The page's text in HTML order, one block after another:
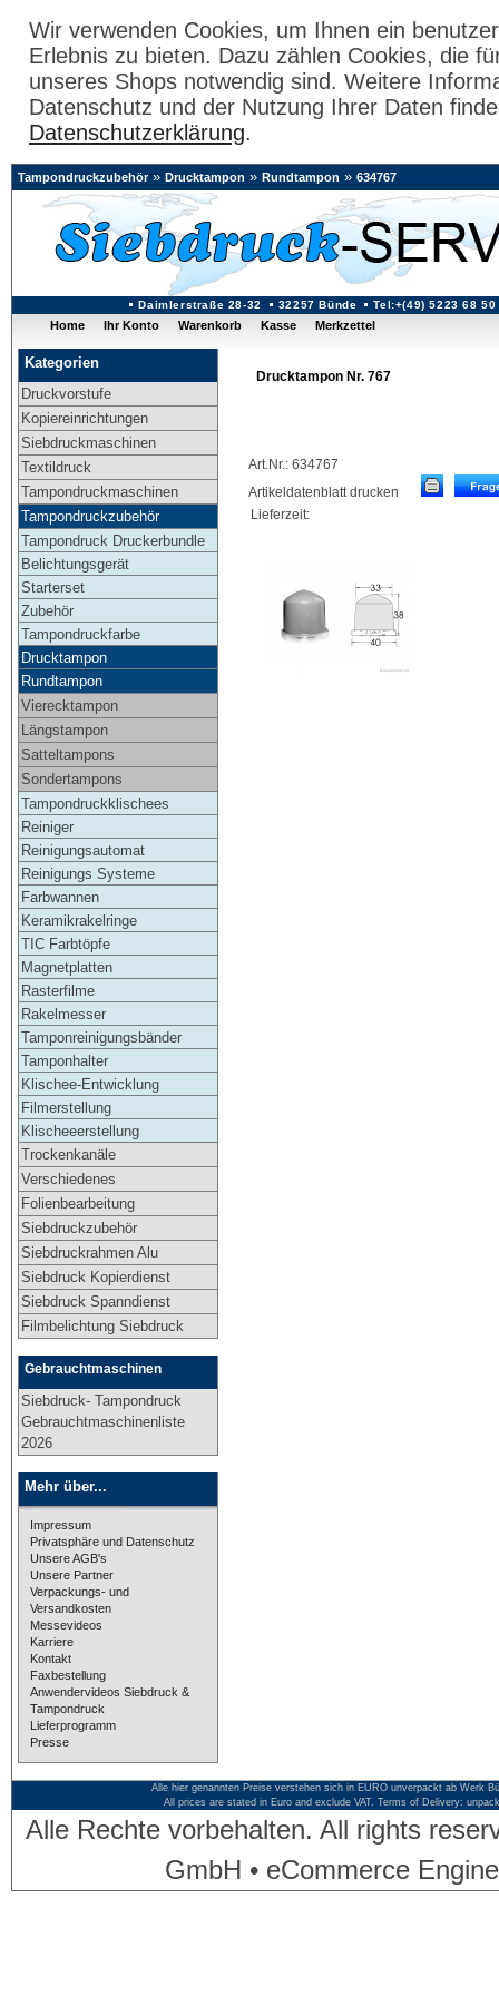
Wir verwenden Cookies, um Ihnen ein
Erlebnis zu bieten. Dazu zählen Cookies, die
unseres Shops notwendig sind. Weitere
Datenschutz und der Nutzung Ihrer Daten
Datenschutzerklärung.
Daimlerstraße 28-32 32257 Bünde Tel:+(49) 5223 68 50
Tampondruckzubehör» Drucktampon » Rundtampon » 634767
Home Ihr Konto Warenkorb Kasse Merkzettel
Kategorien
Druckvorstufe
Kopiereinrichtungen
Siebdruckmaschinen
Textildruck
Tampondruckmaschinen
Tampondruckzubehör
Tampondruck Druckerbundle
Belichtungsgerät
Starterset
Zubehör
Tampondruckfarbe
Drucktampon
Rundtampon
Vierecktampon
Längstampon
Satteltampons
Sondertampons
Tampondruckklischees
Reiniger
Reinigungsautomat
Reinigungs Systeme
Farbwannen
Keramikrakelringe
TIC Farbtöpfe
Magnetplatten
Rasterfilme
Rakelmesser
Tamponreinigungsbänder
Tamponhalter
Klischee-Entwicklung
Filmerstellung
Klischeeerstellung
Trockenkanäle
Verschiedenes
Folienbearbeitung
Siebdruckzubehör
Siebdruckrahmen Alu
Siebdruck Kopierdienst
Siebdruck Spanndienst
Filmbelichtung Siebdruck
Gebrauchtmaschinen
Siebdruck- Tampondruck
Gebrauchtmaschinenliste
2026
Mehr über...
Impressum
Privatsphäre und Datenschutz
Unsere AGB's
Unsere Partner
Verpackungs- und
Versandkosten
Messevideos
Karriere
Kontakt
Faxbestellung
Anwendervideos Siebdruck &
Tampondruck
Lieferprogramm
Presse
Drucktampon Nr. 767
Art.Nr.: 634767
Artikeldatenblatt drucken
Lieferzeit:
Alle hier genannten Preise verstehen sich in EURO unverpackt ab Werk
All prices are stated in Euro and exclude VAT. Terms of Delivery:
Alle Rechte vorbehalten. All rights
GmbH • eCommerce